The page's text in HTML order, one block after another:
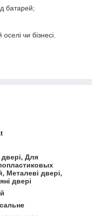
батарей;
чи бізнесі.
двері, Для
Металеві двері,
двері